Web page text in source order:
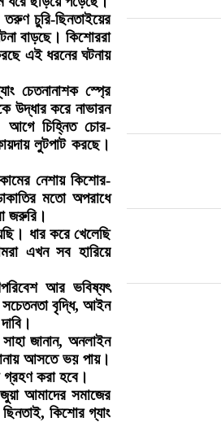
চুরি-ছিনতাইয়ের
বাড়ছে। কিশোররা
এই ধরনের ঘটনায়
চেতনানাশক স্প্রে
উদ্ধার করে নাভারন
আগে চিহ্নিত চোর-
লুটপাট করছে।
নেশায় কিশোর-
মতো অপরাধে
জরুরি।
ধার করে খেলেছি
এখন সব হারিয়ে
আর ভবিষ্যৎ
সচেতনতা বৃদ্ধি, আইন
জানান, অনলাইন
আসতে ভয় পায়।
করা হবে।
জুয়া আমাদের সমাজের
কিশোর গ্যাং